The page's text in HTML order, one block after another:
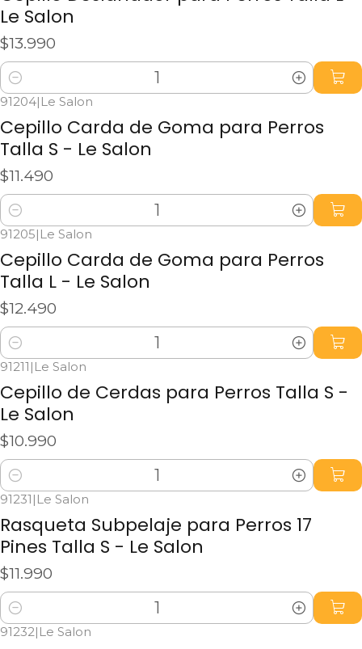
Le Salon
$13.990
Cantidad
91204| Le Salon
Cepillo Carda de Goma para Perros
Talla S - Le Salon
$11.490
Cantidad
91205| Le Salon
Cepillo Carda de Goma para Perros
Talla L - Le Salon
$12.490
Cantidad
91211 | Le Salon
Cepillo de Cerdas para Perros Talla S -
Le Salon
$10.990
Cantidad
91231 | Le Salon
Rasqueta Subpelaje para Perros 17
Pines Talla S - Le Salon
$11.990
Cantidad
91232| Le Salon